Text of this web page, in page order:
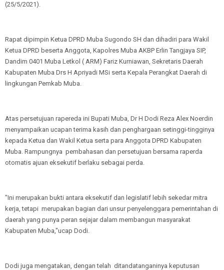
(25/5/2021).
Rapat dipimpin Ketua DPRD Muba Sugondo SH dan dihadiri para Wakil
Ketua DPRD beserta Anggota, Kapolres Muba AKBP Erlin Tangjaya SIP,
Dandim 0401 Muba Letkol ( ARM) Fariz Kurniawan, Sekretaris Daerah
Kabupaten Muba Drs H Apriyadi MSi serta Kepala Perangkat Daerah di
lingkungan Pemkab Muba.
Atas persetujuan rapereda ini Bupati Muba, Dr H Dodi Reza Alex Noerdin
menyampaikan ucapan terima kasih dan penghargaan setinggi-tingginya
kepada Ketua dan Wakil Ketua serta para Anggota DPRD Kabupaten
Muba. Rampungnya pembahasan dan persetujuan bersama raperda
otomatis ajuan eksekutif berlaku sebagai perda.
"Ini merupakan bukti antara eksekutif dan legislatif lebih sekedar mitra
kerja, tetapi merupakan bagian dari unsur penyelenggara pemerintahan di
daerah yang punya peran sejajar dalam membangun masyarakat
Kabupaten Muba,"ucap Dodi.
Dodi juga mengatakan, dengan telah ditandatanganinya keputusan